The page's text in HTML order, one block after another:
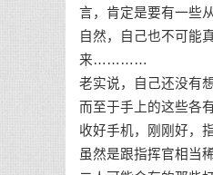
言，肯定是要有一些
自然，自己也不可能
来…………
老实说，自己还没有
而至于手上的这些各
收好手机，刚刚好，
虽然是跟指挥官相当